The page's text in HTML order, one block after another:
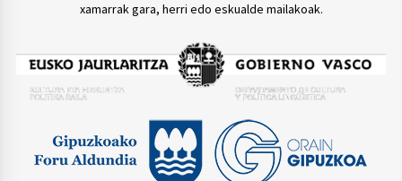
xamarrak gara, herri edo eskualde mailakoak.